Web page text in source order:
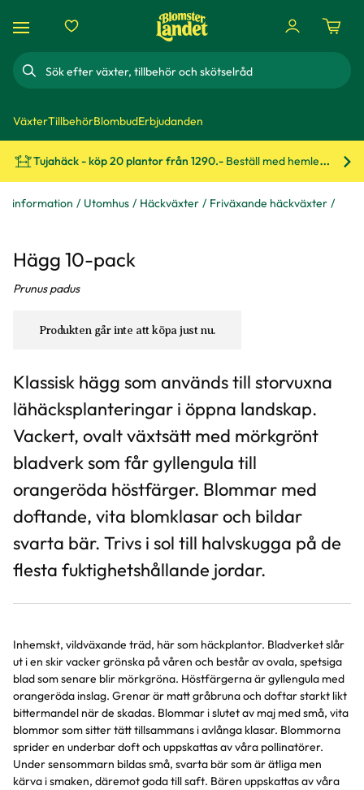
Sök
VäxterTillbehörBlombudErbjudanden
Tujahäck - köp 20 plantor från 1290.- Beställ med hemleverans!
Utomhus Häckväxter Friväxande häckväxter
Hägg 10-pack
Prunus padus
Produkten går inte att köpa just nu.
Klassisk hägg som används till storvuxna
lähäcksplanteringar i öppna landskap.
Vackert, ovalt växtsätt med mörkgrönt
bladverk som får gyllengula till
orangeröda höstfärger. Blommar med
doftande, vita blomklasar och bildar
svarta bär. Trivs i sol till halvskugga på de
flesta fuktighetshållande jordar.
Inhemskt, vildväxande träd, här som häckplantor. Bladverket slår
ut i en skir vacker grönska på våren och består av ovala, spetsiga
blad som senare blir mörkgröna. Höstfärgerna är gyllengula med
orangeröda inslag. Grenar är matt gråbruna och doftar starkt likt
bittermandel när de skadas. Blommar i slutet av maj med små, vita
blommor som sitter tätt tillsammans i avlånga klasar. Blommorna
sprider en underbar doft och uppskattas av våra pollinatörer.
Under sensommarn bildas små, svarta bär som är ätliga men
kärva i smaken, däremot goda till saft. Bären uppskattas av våra